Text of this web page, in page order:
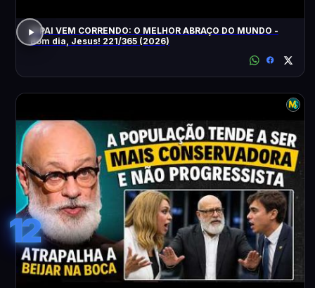
O PAI VEM CORRENDO: O MELHOR ABRAÇO DO MUNDO -
Bom dia, Jesus! 221/365 (2026)
12